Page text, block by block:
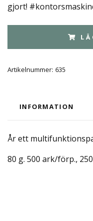
gjort!
Artikelnummer: 635
INFORMATION
År ett
80 g. 500 ark/förp.,